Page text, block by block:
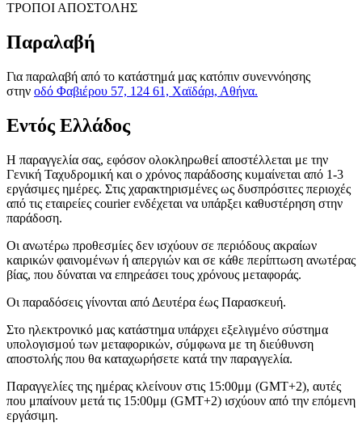
ΤΡΟΠΟΙ ΑΠΟΣΤΟΛΗΣ
Παραλαβή
Για παραλαβή από το κατάστημά μας κατόπιν συνεννόησης
στην οδό Φαβιέρου 57, 124 61, Χαϊδάρι, Αθήνα.
Εντός Ελλάδος
H παραγγελία σας, εφόσον ολοκληρωθεί αποστέλλεται με την
Γενική Ταχυδρομική και ο χρόνος παράδοσης κυμαίνεται από 1-3
εργάσιμες ημέρες. Στις χαρακτηρισμένες ως δυσπρόσιτες περιοχές
από τις εταιρείες courier ενδέχεται να υπάρξει καθυστέρηση στην
παράδοση.
Οι ανωτέρω προθεσμίες δεν ισχύουν σε περιόδους ακραίων
καιρικών φαινομένων ή απεργιών και σε κάθε περίπτωση ανωτέρας
βίας, που δύναται να επηρεάσει τους χρόνους μεταφοράς.
Οι παραδόσεις γίνονται από Δευτέρα έως Παρασκευή.
Στο ηλεκτρονικό μας κατάστημα υπάρχει εξελιγμένο σύστημα
υπολογισμού των μεταφορικών, σύμφωνα με τη διεύθυνση
αποστολής που θα καταχωρήσετε κατά την παραγγελία.
Παραγγελίες της ημέρας κλείνουν στις 15:00μμ (GMT+2), αυτές
που μπαίνουν μετά τις 15:00μμ (GMT+2) ισχύουν από την επόμενη
εργάσιμη.